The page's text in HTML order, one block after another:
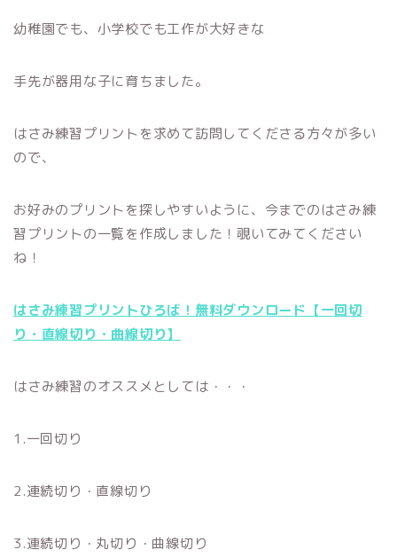
幼稚園でも、小学校でも工作が大好きな
手先が器用な子に育ちました。
はさみ練習プリントを求めて訪問してくださる方々が多い
ので、
お好みのプリントを探しやすいように、今までのはさみ練
習プリントの一覧を作成しました！覗いてみてください
ね！
はさみ練習プリントひろば！無料ダウンロード【一回切
り・直線切り・曲線切り】
はさみ練習のオススメとしては・・・
1.一回切り
2.連続切り・直線切り
3.連続切り・丸切り・曲線切り